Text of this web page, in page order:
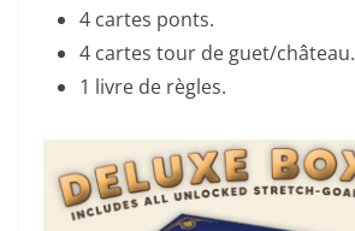
4 cartes ponts.
4 cartes tour de guet/château.
1 livre de règles.